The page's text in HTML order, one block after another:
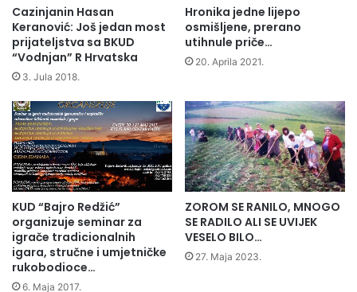
m
a
n
j
d
o
k
u
m
e
n
t
a
r
n
o
I
Z
J
A
J
A
Cazinjanin Hasan
Keranović: Još jedan most
prijateljstva sa BKUD
“Vodnjan” R Hrvatska
3. Jula 2018.
Hronika jedne lijepo
osmišljene, prerano
utihnule priče…
20. Aprila 2021.
KUD “Bajro Redžić”
organizuje seminar za
igrače tradicionalnih
igara, stručne i umjetničke
rukobodioce…
6. Maja 2017.
ZOROM SE RANILO, MNOGO
SE RADILO ALI SE UVIJEK
VESELO BILO…
27. Maja 2023.